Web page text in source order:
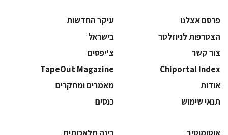
פרסם אצלנו
עיקר החדשות
הצטרפות לניוזלטר
בישראל
צור קשר
צ'יפסים
Chiportal Index
TapeOut Magazine
אודות
מאמרים ומחקרים
תנאי שימוש
כנסים